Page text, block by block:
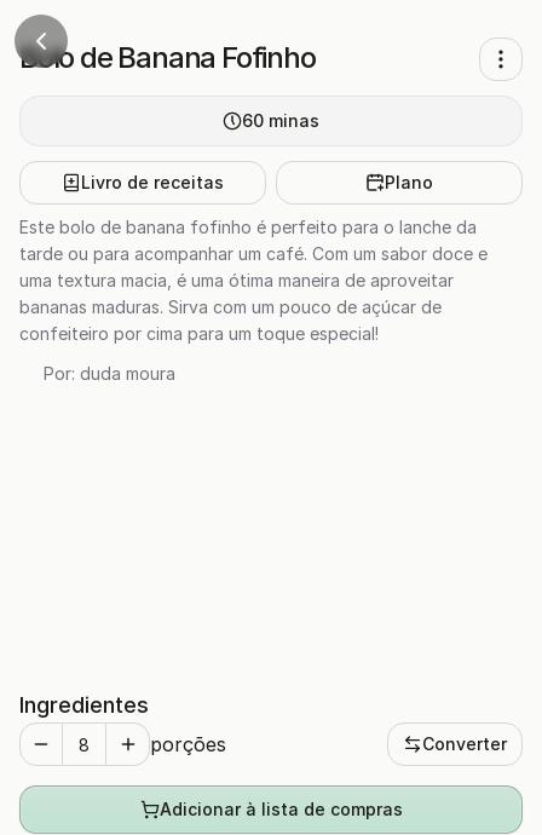
Bolo de Banana Fofinho
60 minas
Livro de receitas Plano
Este bolo de banana fofinho é perfeito para o lanche da
tarde ou para acompanhar um café. Com um sabor doce e
uma textura macia, é uma ótima maneira de aproveitar
bananas maduras. Sirva com um pouco de açúcar de
confeiteiro por cima para um toque especial!
Por: duda moura
Ingredientes
porções Converter
Adicionar à lista de compras